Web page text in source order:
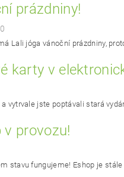
prázdniny!
Lali jóga vánoční prázdniny,
karty v
a vytrvale jste poptávali stará
v provozu!
stavu fungujeme! Eshop je